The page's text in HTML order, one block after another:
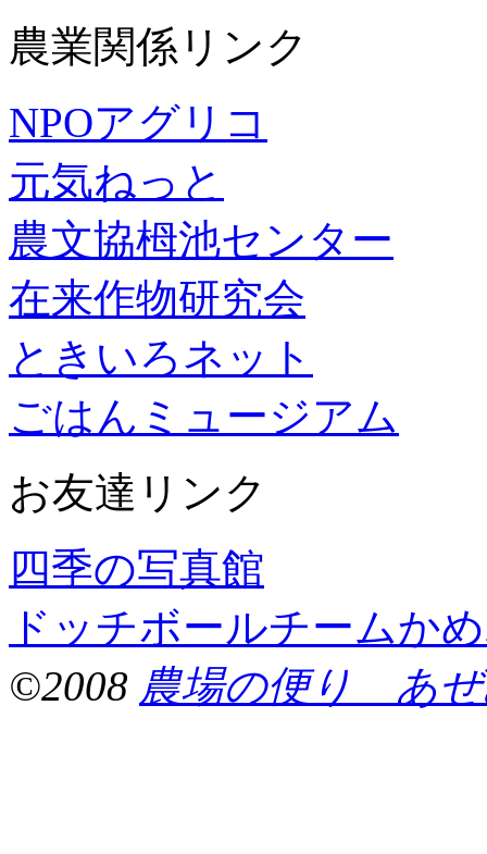
農業関係リンク
NPOアグリコ
元気ねっと
農文協栂池センター
在来作物研究会
ときいろネット
ごはんミュージアム
お友達リンク
四季の写真館
ドッチボールチームか
©2008 農場の便り あぜ